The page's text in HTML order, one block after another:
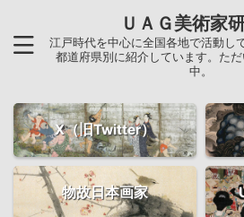
ＵＡＧ美術家
江戸時代を中心に全国各地で活動し
都道府県別に紹介しています。た
中。
X（旧Twitter）
物故日本画家